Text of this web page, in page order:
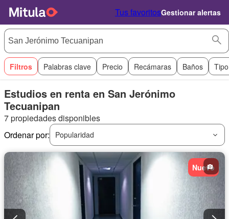
Tus favoritosGestionar alertas
Filtros Palabras clave Precio Recámaras Baños
Estudios en renta en San Jerónimo
Tecuanipan
7 propiedades disponibles
Ordenar por:
Popularidad
Nuevo